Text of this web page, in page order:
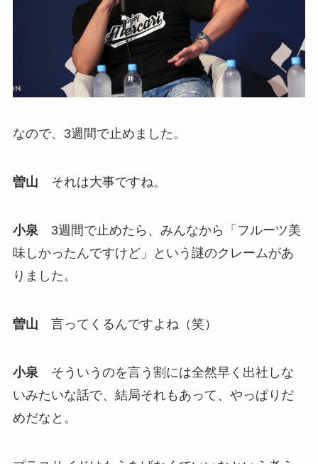
なので、3週間で止めました。
曽山 それは大事ですね。
小泉3週間で止めたら、みんなから「フルーツ美
味しかったんですけど」という謎のクレームがあ
りました。
曽山 言ってくるんですよね（笑）
小泉 そういうのを言う割には全然早く出社しな
いみたいな話で、結局それもあって、やっぱりだ
めだなと。